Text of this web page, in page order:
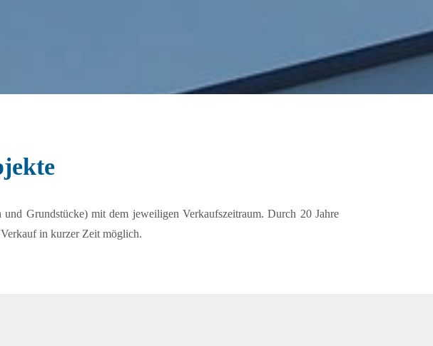
Grundstücke) mit dem jeweiligen Verkaufszeitraum. Durch 20 Jahre
in kurzer Zeit möglich.